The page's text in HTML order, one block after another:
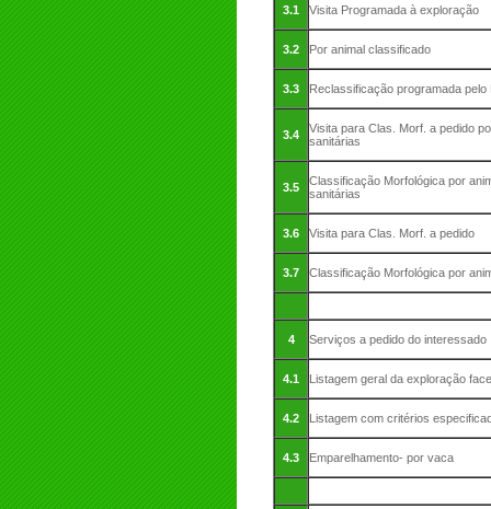
3.1 Visita Programada à exploração
3.2 Por animal classificado
3.3 Reclassificação programada pelo
3.4
Visita para Clas. Morf. a pedido
sanitárias
3.5
Classificação Morfológica por
sanitárias
3.6 Visita para Clas. Morf. a pedido
3.7 Classificação Morfológica por
4 Serviços a pedido do interessado
4.1 Listagem geral da exploração
4.2 Listagem com critérios
4.3 Emparelhamento‑ por vaca